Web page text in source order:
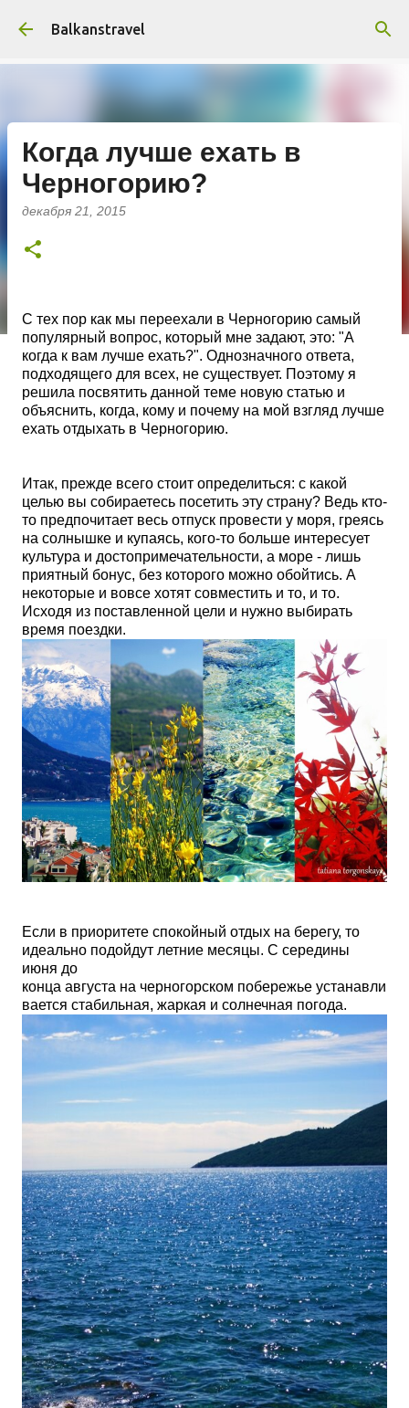
К основному контенту
Balkanstravel
Когда лучше ехать в
Черногорию?
декабря 21, 2015
С тех пор как мы переехали в Черногорию самый
популярный вопрос, который мне задают, это: "А
когда к вам лучше ехать?". Однозначного ответа,
подходящего для всех, не существует. Поэтому я
решила посвятить данной теме новую статью и
объяснить, когда, кому и почему на мой взгляд лучше
ехать отдыхать в Черногорию.
Итак, прежде всего стоит определиться: с какой
целью вы собираетесь посетить эту страну? Ведь кто-
то предпочитает весь отпуск провести у моря, греясь
на солнышке и купаясь, кого-то больше интересует
культура и достопримечательности, а море - лишь
приятный бонус, без которого можно обойтись. А
некоторые и вовсе хотят совместить и то, и то.
Исходя из поставленной цели и нужно выбирать
время поездки.
Если в приоритете спокойный отдых на берегу, то
идеально подойдут летние месяцы. С середины
июня до
конца августа на черногорском побережье устанавли
вается стабильная, жаркая и солнечная погода.